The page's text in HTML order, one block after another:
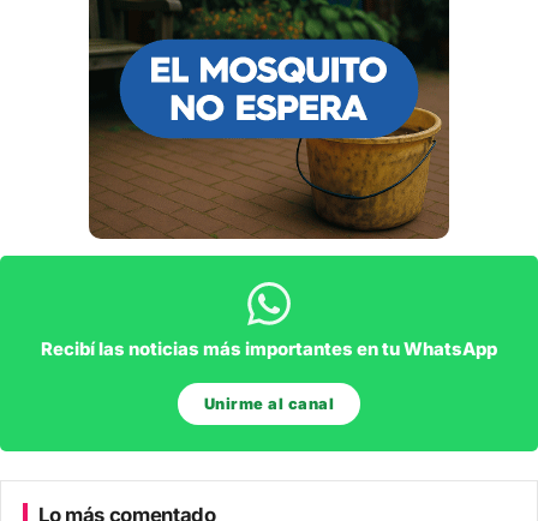
Recibí las noticias más importantes en tu WhatsApp
Unirme al canal
Lo más comentado